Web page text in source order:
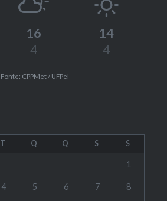
16
4
14
4
Fonte: CPPMet / UFPel
T Q Q S S
1
4 5 6 7 8